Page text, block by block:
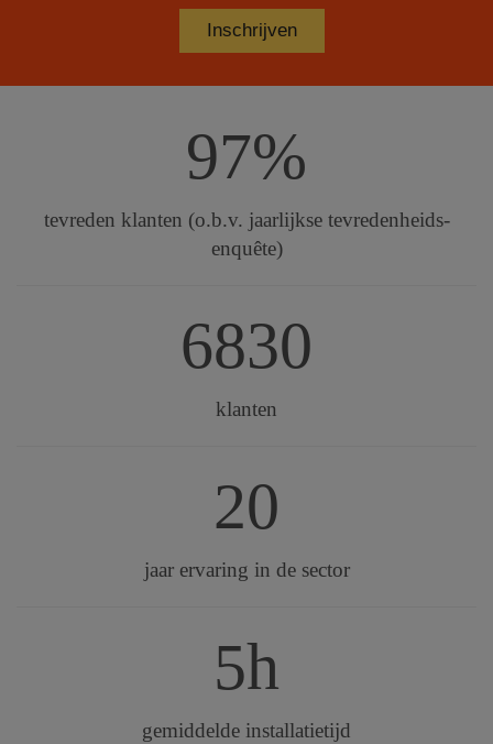
97%
tevreden klanten (o.b.v. jaarlijkse tevredenheids-
enquête)
6830
klanten
20
jaar ervaring in de sector
5h
gemiddelde installatietijd